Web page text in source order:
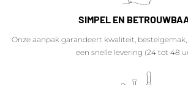
SIMPEL EN
Onze aanpak garandeert kwaliteit,
een snelle levering (24 tot 48